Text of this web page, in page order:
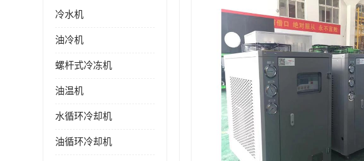
冷水机
油冷机
螺杆式冷冻机
油温机
水循环冷却机
油循环冷却机